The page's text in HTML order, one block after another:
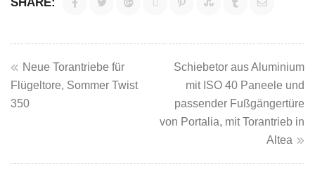
Beitragsnavigation
Neue Torantriebe für
Flügeltore, Sommer Twist
350
Schiebetor aus Aluminium
mit ISO 40 Paneele und
passender Fußgängertüre
von Portalia, mit Torantrieb in
Altea